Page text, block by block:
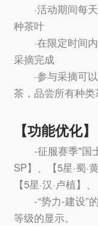
·活动期间每天
种茶叶
·在限定时间内
采摘完成
·参与采摘可以
茶，品尝所有种
【功能优化】
-征服赛季"国士
SP】、【5星·蜀·
【5星·汉·卢植】
-“势力-建设”的
等级的显示。